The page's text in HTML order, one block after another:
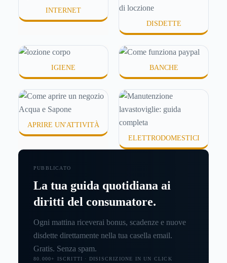
INTERNET
DISDETTE
IGIENE BANCHE
APRIRE UN'ATTIVITÀ
ELETTRODOMESTICI
PUBBLICATO
La tua guida quotidiana ai
diritti del consumatore.
Ogni mattina riceverai bonus, scadenze e nuove
disdette direttamente nella tua casella email.
Gratis. Senza spam.
80.000+ ISCRITTI · DISISCRIZIONE IN UN CLICK